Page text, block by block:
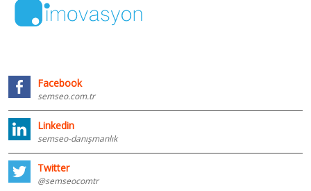
Facebook
semseo.com.tr
Linkedin
semseo-danışmanlık
Twitter
@semseocomtr